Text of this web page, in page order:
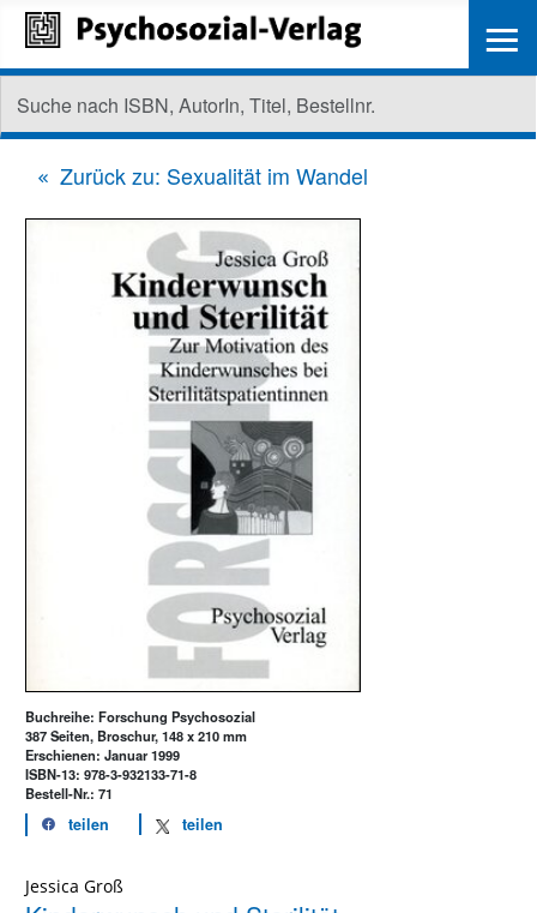
Zurück zu: Sexualität im Wandel
Buchreihe: Forschung Psychosozial
387 Seiten, Broschur, 148 x 210 mm
Erschienen: Januar 1999
ISBN-13: 978-3-932133-71-8
Bestell-Nr.: 71
teilen teilen
Jessica Groß
≡